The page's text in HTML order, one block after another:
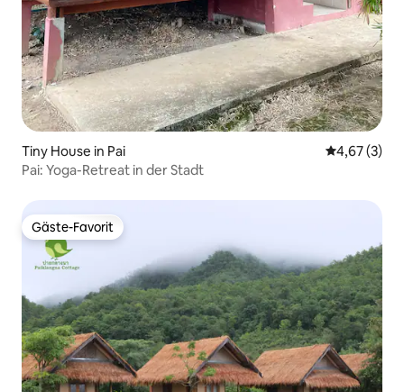
Tiny House in Pai
4,67 (3)
Pai: Yoga-Retreat in der Stadt
Gäste-Favorit
Gäste-Favorit